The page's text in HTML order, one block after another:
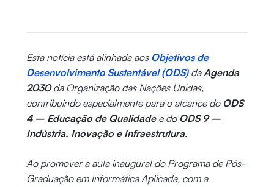
Esta notícia está alinhada aos Objetivos de
Desenvolvimento Sustentável (ODS)daAgenda
2030da Organização das Nações Unidas,
contribuindo especialmente para o alcance do ODS
4 – Educação de Qualidadee do ODS 9 –
Indústria, Inovação e Infraestrutura.
Ao promover a aula inaugural do Programa de Pós-
Graduação em Informática Aplicada, com a